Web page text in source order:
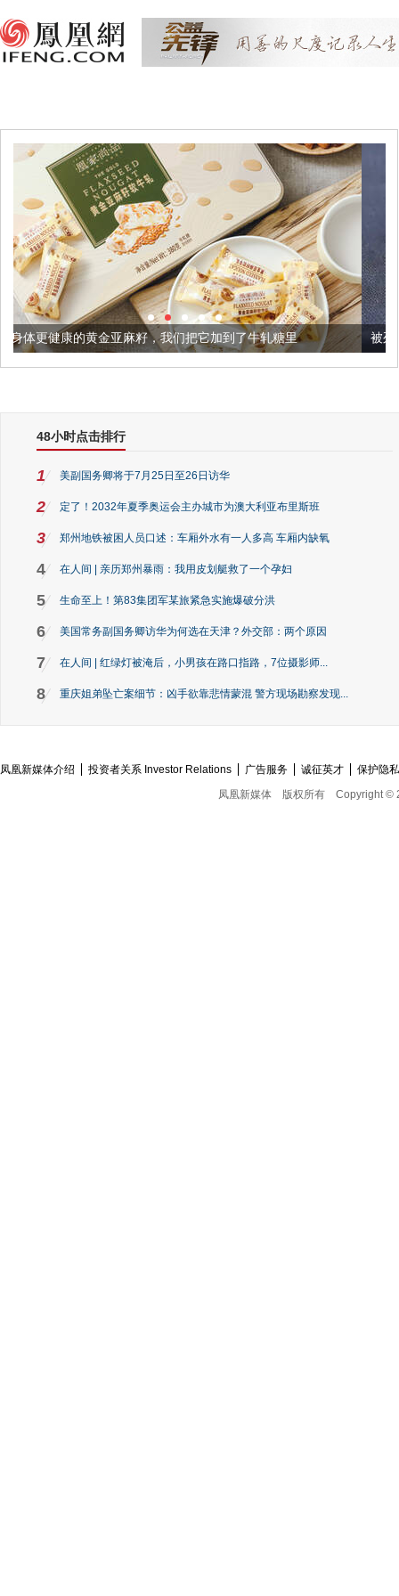
籽，我们把它加到了牛轧糖里 被列入佛家七宝的它到底
48小时点击排行
1 美副国务卿将于7月25日至26日访华
2 定了！2032年夏季奥运会主办城市为澳大利亚布里斯班
3 郑州地铁被困人员口述：车厢外水有一人多高 车厢内缺氧
4 在人间 | 亲历郑州暴雨：我用皮划艇救了一个孕妇
5 生命至上！第83集团军某旅紧急实施爆破分洪
6 美国常务副国务卿访华为何选在天津？外交部：两个原因
7 在人间 | 红绿灯被淹后，小男孩在路口指路，7位摄影师...
8 重庆姐弟坠亡案细节：凶手欲靠悲情蒙混 警方现场勘察发现...
凤凰新媒体介绍 投资者关系 Investor Relations 广告服务 诚征英才
保护隐
凤凰新媒体
版权所有 Copyright ©